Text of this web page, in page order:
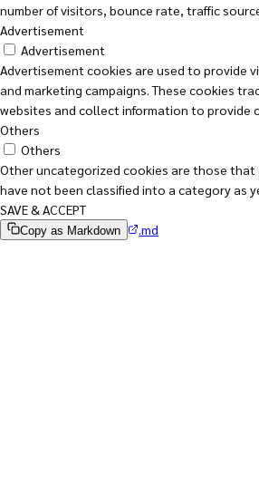
number of visitors, bounce rate, traffic
Advertisement
Advertisement
Advertisement cookies are used to provide
and marketing campaigns. These cookies
websites and collect information to provide
Others
Others
Other uncategorized cookies are those that
have not been classified into a category as
SAVE & ACCEPT
Copy as Markdown .md